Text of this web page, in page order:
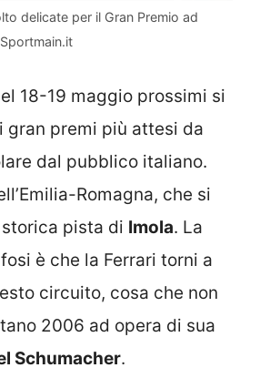
delicate per il Gran Premio ad
18-19 maggio prossimi si
gran premi più attesi da
dal pubblico italiano.
Romagna, che si
pista di Imola. La
è che la Ferrari torni a
circuito, cosa che non
2006 ad opera di sua
Schumacher.